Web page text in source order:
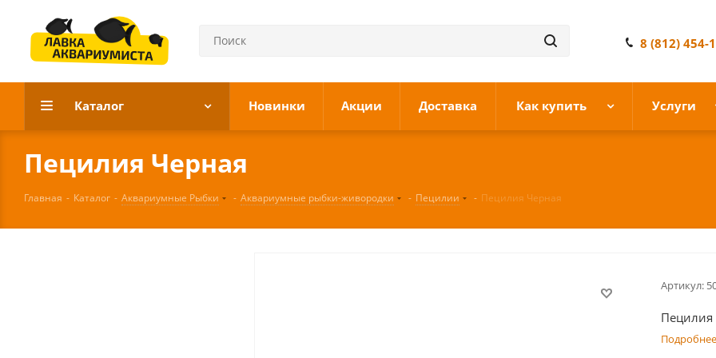
8 (812) 454-
Каталог Новинки Акции Доставка Как купить Услуги
Пецилия Черная
Главная - Каталог - Аквариумные Рыбки - Аквариумные рыбки-живородки - Пецилии - Пецилия Черная
Артикул:
Пецилия
Подробнее